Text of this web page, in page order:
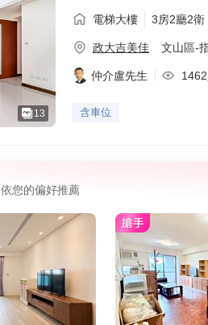
13
電梯大樓 3房2廳2衛
政大吉美佳 文山區-
仲介盧先生
含車位
依您的偏好推薦